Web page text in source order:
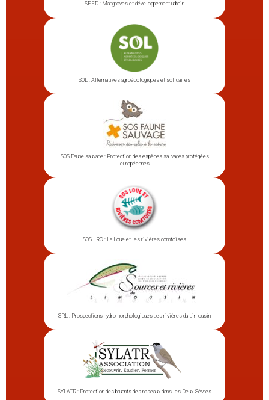
SEED : Mangroves et développement urbain
SOL : Alternatives agroécologiques et solidaires
SOS Faune sauvage : Protection des espèces sauvages protégées
européennes
SOS LRC : La Loue et les rivières comtoises
SRL : Prospections hydromorphologiques des rivières du Limousin
SYLATR : Protection des bruants des roseaux dans les Deux-Sèvres